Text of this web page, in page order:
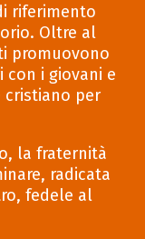
riferimento
Oltre al
promuovono
i giovani e
cristiano per
la fraternità
radicata
fedele al